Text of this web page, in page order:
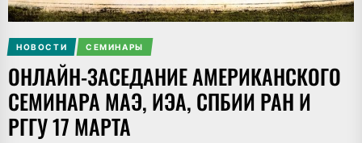
НОВОСТИ СЕМИНАРЫ
ОНЛАЙН-ЗАСЕДАНИЕ АМЕРИКАНСКОГО
СЕМИНАРА МАЭ, ИЭА, СПБИИ РАН И
РГГУ 17 МАРТА